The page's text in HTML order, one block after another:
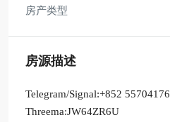
房产类型
房源描述
Telegram/Signal:+852 55704176
Threema:JW64ZR6U